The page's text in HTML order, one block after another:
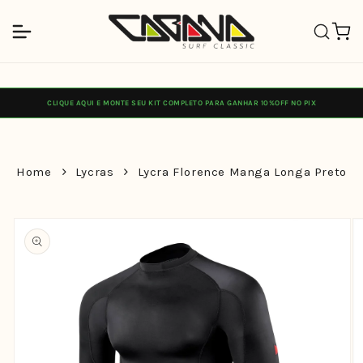
conteúdo
CLIQUE AQUI E MONTE SEU KIT COMPLETO PARA GANHAR 10%OFF NO PIX
Home Lycras Lycra Florence Manga Longa Preto
informações
do produto